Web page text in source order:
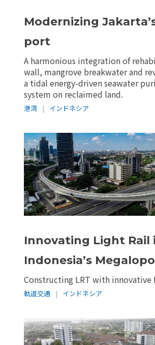
Modernizing
port
A harmonious integration of
wall, mangrove breakwater and
a tidal energy-driven seawater
system on reclaimed land.
港湾 | インドネシア
Innovating Light Rail
Indonesia’s
Constructing LRT with innovative
軌道交通 | インドネシア